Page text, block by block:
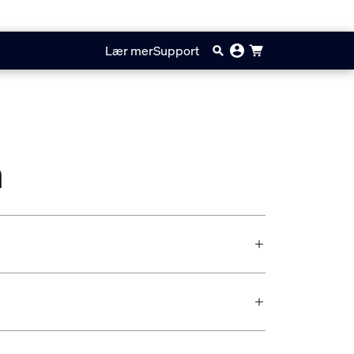
Lær merSupport